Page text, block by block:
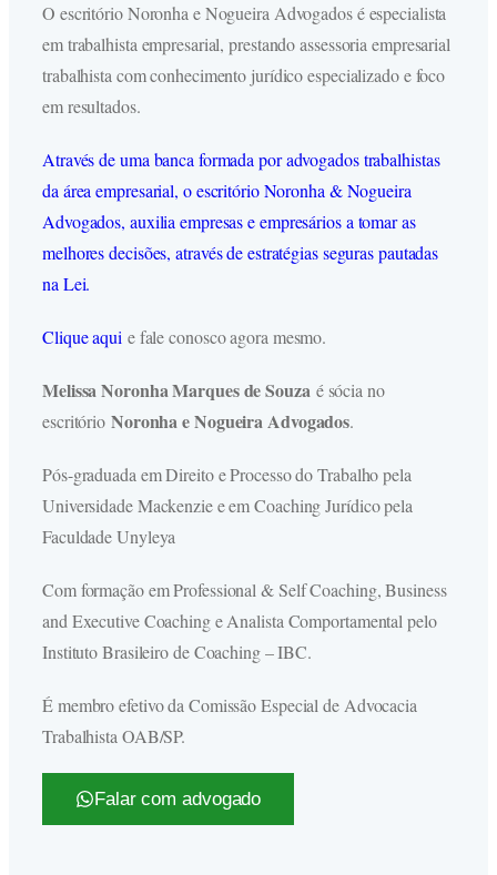
O escritório Noronha e Nogueira Advogados é especialista
em trabalhista empresarial, prestando assessoria empresarial
trabalhista com conhecimento jurídico especializado e foco
em resultados.
Através de uma banca formada por advogados trabalhistas
da área empresarial, o escritório Noronha & Nogueira
Advogados, auxilia empresas e empresários a tomar as
melhores decisões, através de estratégias seguras pautadas
na Lei.
Clique aqui e fale conosco agora mesmo.
Melissa Noronha Marques de Souza é sócia no
escritório Noronha e Nogueira Advogados.
Pós-graduada em Direito e Processo do Trabalho pela
Universidade Mackenzie e em Coaching Jurídico pela
Faculdade Unyleya
Com formação em Professional & Self Coaching, Business
and Executive Coaching e Analista Comportamental pelo
Instituto Brasileiro de Coaching – IBC.
É membro efetivo da Comissão Especial de Advocacia
Trabalhista OAB/SP.
Falar com advogado